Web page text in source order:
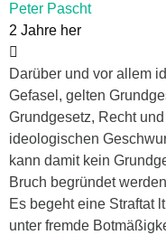
Peter Pascht
2 Jahre her
Darüber und vor allem
Gefasel, gelten
Grundgesetz, Recht
ideologischen
kann damit kein
Bruch begründet
Es begeht eine Straftat
unter fremde